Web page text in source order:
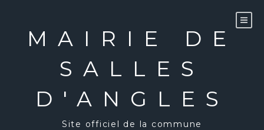
MAIRIE DE
SALLES
D'ANGLES
Site officiel de la commune